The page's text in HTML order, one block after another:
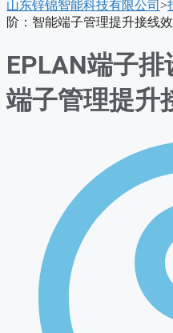
单
山东锌锦智能科技有限公司 >
阶：智能端子管理提升接线
EPLAN端子
端子管理提升